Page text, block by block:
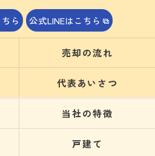
ら 公式LINEはこちら
売却の流れ
代表あいさつ
当社の特徴
戸建て